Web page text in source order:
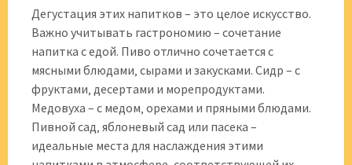
Дегустация этих напитков – это целое искусство.
Важно учитывать гастрономию – сочетание
напитка с едой. Пиво отлично сочетается с
мясными блюдами‚ сырами и закусками. Сидр – с
фруктами‚ десертами и морепродуктами.
Медовуха – с медом‚ орехами и пряными блюдами.
Пивной сад‚ яблоневый сад или пасека –
идеальные места для наслаждения этими